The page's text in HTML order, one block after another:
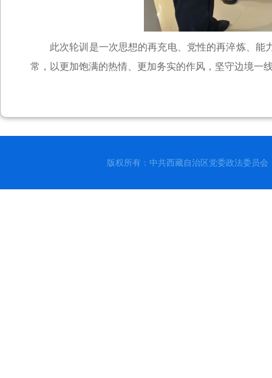
此次轮训是一次思想的再充电、党性的再淬炼、
常，以更加饱满的热情、更加务实的作风，坚守边境一
版权所有：中共西藏自治区党委政法委员